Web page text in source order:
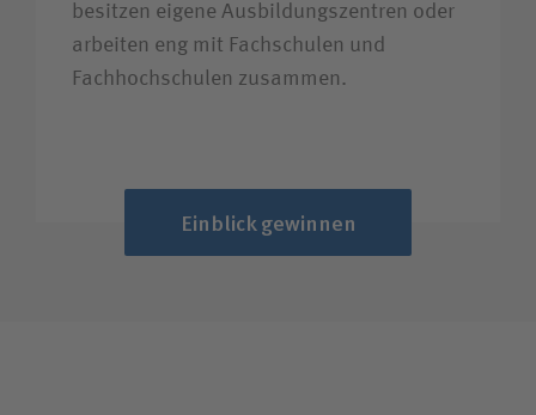
besitzen eigene Ausbildungszentren oder
arbeiten eng mit Fachschulen und
Fachhochschulen zusammen.
Einblick gewinnen